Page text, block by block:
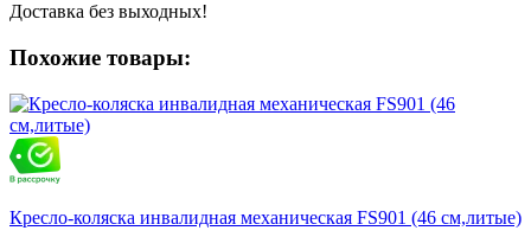
Доставка без выходных!
Похожие товары:
Кресло-коляска инвалидная механическая FS901 (46 см,литые)